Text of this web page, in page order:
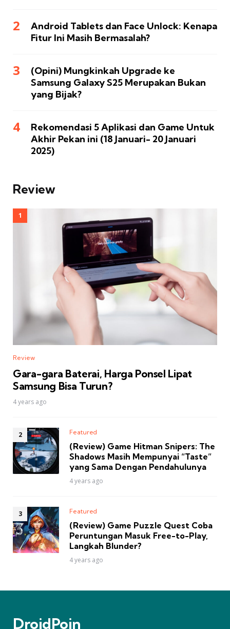
Android Tablets dan Face Unlock: Kenapa
Fitur Ini Masih Bermasalah?
(Opini) Mungkinkah Upgrade ke
Samsung Galaxy S25 Merupakan Bukan
yang Bijak?
Rekomendasi 5 Aplikasi dan Game Untuk
Akhir Pekan ini (18 Januari- 20 Januari
2025)
Review
Review
Gara-gara Baterai, Harga Ponsel Lipat
Samsung Bisa Turun?
4 years ago
Featured
(Review) Game Hitman Snipers: The
Shadows Masih Mempunyai “Taste”
yang Sama Dengan Pendahulunya
4 years ago
Featured
(Review) Game Puzzle Quest Coba
Peruntungan Masuk Free-to-Play,
Langkah Blunder?
4 years ago
DroidPoin